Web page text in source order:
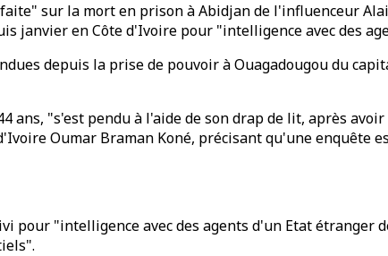
sur la mort en prison à Abidjan de l'influenceur
janvier en Côte d'Ivoire pour "intelligence avec des
depuis la prise de pouvoir à Ouagadougou du
ans, "s'est pendu à l'aide de son drap de lit, après
Oumar Braman Koné, précisant qu'une enquête
pour "intelligence avec des agents d'un Etat